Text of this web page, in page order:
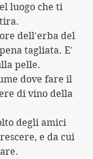
luogo che ti
dell'erba del
tagliata. E'
pelle.
dove fare il
di vino della
degli amici
e da cui